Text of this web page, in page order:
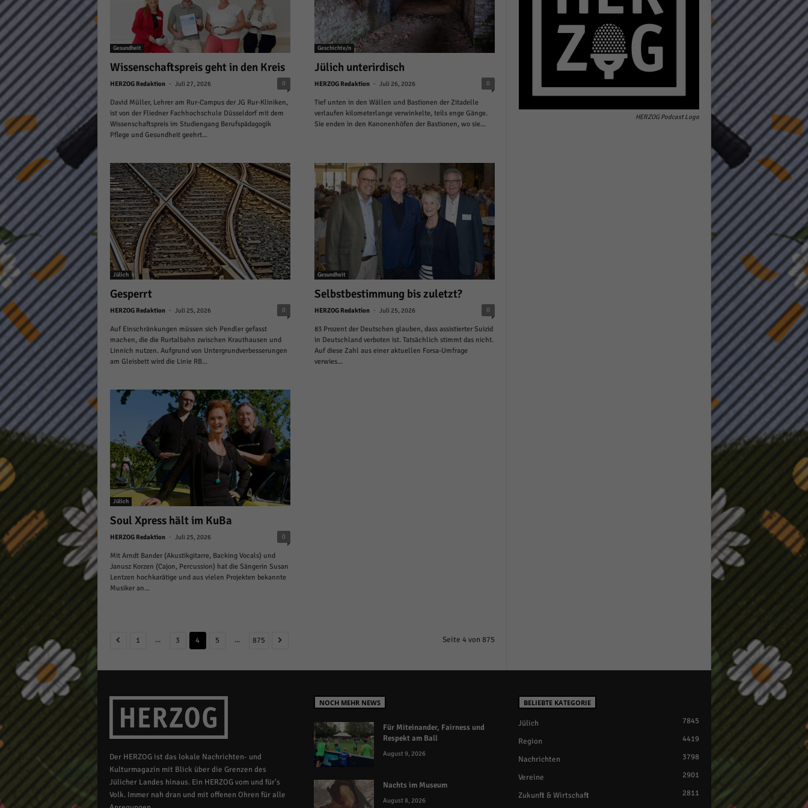
Gesundheit
Wissenschaftspreis geht in den Kreis
HERZOG Redaktion - Juli 27, 2026 0
David Müller, Lehrer am Rur-Campus der JG Rur-Kliniken,
ist von der Fliedner Fachhochschule Düsseldorf mit dem
Wissenschaftspreis im Studiengang Berufspädagogik
Pflege und Gesundheit geehrt...
Geschichte/n
Jülich unterirdisch
HERZOG Redaktion - Juli 26, 2026 0
Tief unten in den Wällen und Bastionen der Zitadelle
verlaufen kilometerlange verwinkelte, teils enge Gänge.
Sie enden in den Kanonenhöfen der Bastionen, wo sie...
Jülich
Gesperrt
HERZOG Redaktion - Juli 25, 2026 0
Auf Einschränkungen müssen sich Pendler gefasst
machen, die die Rurtalbahn zwischen Krauthausen und
Linnich nutzen. Aufgrund von Untergrundverbesserungen
am Gleisbett wird die Linie RB...
Gesundheit
Selbstbestimmung bis zuletzt?
HERZOG Redaktion - Juli 25, 2026 0
83 Prozent der Deutschen glauben, dass assistierter Suizid
in Deutschland verboten ist. Tatsächlich stimmt das nicht.
Auf diese Zahl aus einer aktuellen Forsa-Umfrage
verwies...
Jülich
Soul Xpress hält im KuBa
HERZOG Redaktion - Juli 25, 2026 0
Mit Arndt Bander (Akustikgitarre, Backing Vocals) und
Janusz Korzen (Cajon, Percussion) hat die Sängerin Susan
Lentzen hochkarätige und aus vielen Projekten bekannte
Musiker an...
1 ... 3 4 5 ... 875 Seite 4 von 875
HERZOG Podcast Logo
Der HERZOG ist das lokale Nachrichten- und
Kulturmagazin mit Blick über die Grenzen des
Jülicher Landes hinaus. Ein HERZOG vom und für's
Volk. Immer nah dran und mit offenen Ohren für alle
NOCH MEHR NEWS
Für Miteinander, Fairness und
Respekt am Ball
August 9, 2026
Nachts im Museum
August 8, 2026
BELIEBTE KATEGORIE
Jülich 7845
Region 4419
Nachrichten 3798
Vereine 2901
Zukunft & Wirtschaft
2811
keiner manuellen Einwilligung mehr.
Cookie-Informationen anzeigen
powered by Borlabs Cookie Datenschutzerklärung